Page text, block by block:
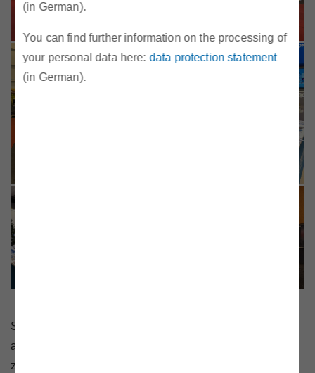
(in German).
You can find further information on the processing of
your personal data here:data protection statement
(in German).
Sollten Sie auf unseren Messeständen das eine oder
andere Thema vermissen oder waren Sie bereits bei uns
zu Gast am Messestand und möchte uns Ihre Eindrücke